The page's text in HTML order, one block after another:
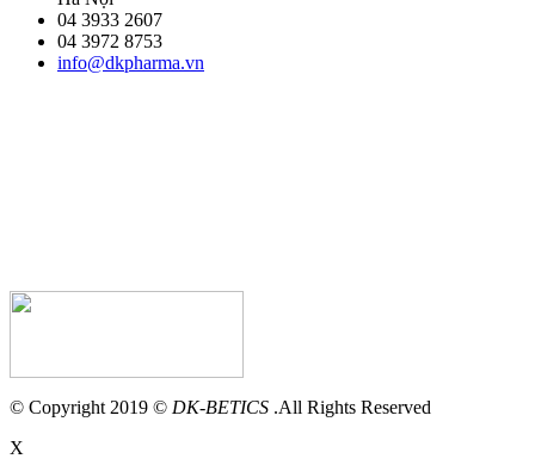
04 3933 2607
04 3972 8753
info@dkpharma.vn
© Copyright 2019 © DK-BETICS .All Rights Reserved
X